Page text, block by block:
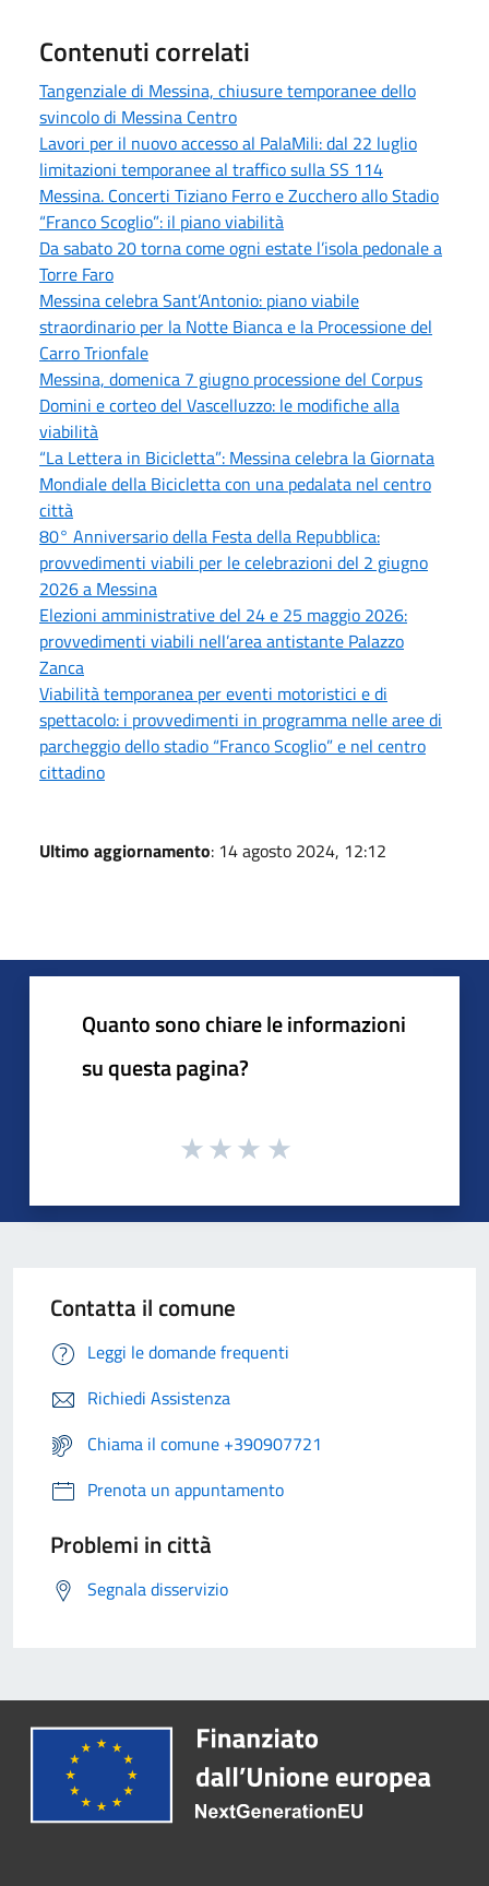
Contenuti correlati
Tangenziale di Messina, chiusure temporanee dello
svincolo di Messina Centro
Lavori per il nuovo accesso al PalaMili: dal 22 luglio
limitazioni temporanee al traffico sulla SS 114
Messina. Concerti Tiziano Ferro e Zucchero allo Stadio
“Franco Scoglio”: il piano viabilità
Da sabato 20 torna come ogni estate l’isola pedonale a
Torre Faro
Messina celebra Sant’Antonio: piano viabile
straordinario per la Notte Bianca e la Processione del
Carro Trionfale
Messina, domenica 7 giugno processione del Corpus
Domini e corteo del Vascelluzzo: le modifiche alla
viabilità
“La Lettera in Bicicletta”: Messina celebra la Giornata
Mondiale della Bicicletta con una pedalata nel centro
città
80° Anniversario della Festa della Repubblica:
provvedimenti viabili per le celebrazioni del 2 giugno
2026 a Messina
Elezioni amministrative del 24 e 25 maggio 2026:
provvedimenti viabili nell’area antistante Palazzo
Zanca
Viabilità temporanea per eventi motoristici e di
spettacolo: i provvedimenti in programma nelle aree di
parcheggio dello stadio “Franco Scoglio” e nel centro
cittadino
Ultimo aggiornamento: 14 agosto 2024, 12:12
Quanto sono chiare le informazioni
su questa pagina?
Contatta il comune
Leggi le domande frequenti
Richiedi Assistenza
Chiama il comune +390907721
Prenota un appuntamento
Problemi in città
Segnala disservizio